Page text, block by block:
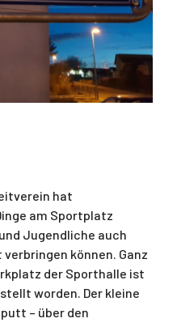
hat
am Sportplatz
Jugendliche auch
können. Ganz
der Sporthalle ist
worden. Der kleine
– über den